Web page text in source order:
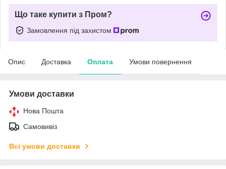
Що таке купити з Пром?
Замовлення під захистом
Опис Доставка Оплата Умови повернення
Умови доставки
Нова Пошта
Самовивіз
Всі умови доставки